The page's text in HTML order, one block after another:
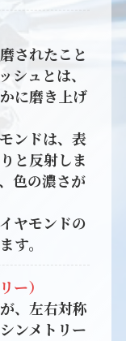
されたこと
シュとは、
に磨き上げ
ンドは、表
と反射しま
色の濃さが
ヤモンドの
す。
ー）
、左右対称
ンメトリー